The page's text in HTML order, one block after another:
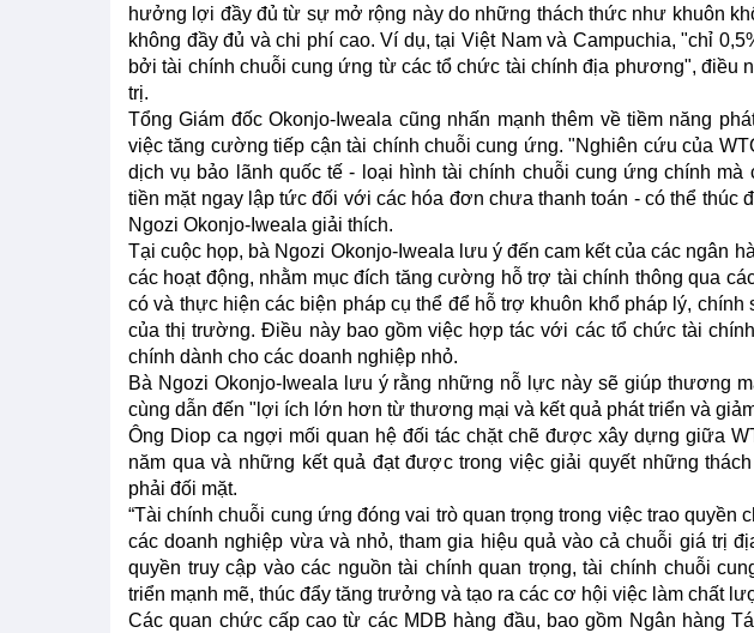
hưởng lợi đầy đủ từ sự mở rộng này do những thách thức như khuôn
không đầy đủ và chi phí cao. Ví dụ, tại Việt Nam và Campuchia, "chỉ
bởi tài chính chuỗi cung ứng từ các tổ chức tài chính địa phương", điều
trị.
Tổng Giám đốc Okonjo-Iweala cũng nhấn mạnh thêm về tiềm năng
việc tăng cường tiếp cận tài chính chuỗi cung ứng. "Nghiên cứu của
dịch vụ bảo lãnh quốc tế - loại hình tài chính chuỗi cung ứng chính
tiền mặt ngay lập tức đối với các hóa đơn chưa thanh toán - có thể thúc
Ngozi Okonjo-Iweala giải thích.
Tại cuộc họp, bà Ngozi Okonjo-Iweala lưu ý đến cam kết của các ngân
các hoạt động, nhằm mục đích tăng cường hỗ trợ tài chính thông qua
có và thực hiện các biện pháp cụ thể để hỗ trợ khuôn khổ pháp lý, chính
của thị trường. Điều này bao gồm việc hợp tác với các tổ chức tài
chính dành cho các doanh nghiệp nhỏ.
Bà Ngozi Okonjo-Iweala lưu ý rằng những nỗ lực này sẽ giúp thương
cùng dẫn đến "lợi ích lớn hơn từ thương mại và kết quả phát triển và
Ông Diop ca ngợi mối quan hệ đối tác chặt chẽ được xây dựng giữa
năm qua và những kết quả đạt được trong việc giải quyết những
phải đối mặt.
“Tài chính chuỗi cung ứng đóng vai trò quan trọng trong việc trao quyền
các doanh nghiệp vừa và nhỏ, tham gia hiệu quả vào cả chuỗi giá trị
quyền truy cập vào các nguồn tài chính quan trọng, tài chính chuỗi
triển mạnh mẽ, thúc đẩy tăng trưởng và tạo ra các cơ hội việc làm chất
Các quan chức cấp cao từ các MDB hàng đầu, bao gồm Ngân hàng